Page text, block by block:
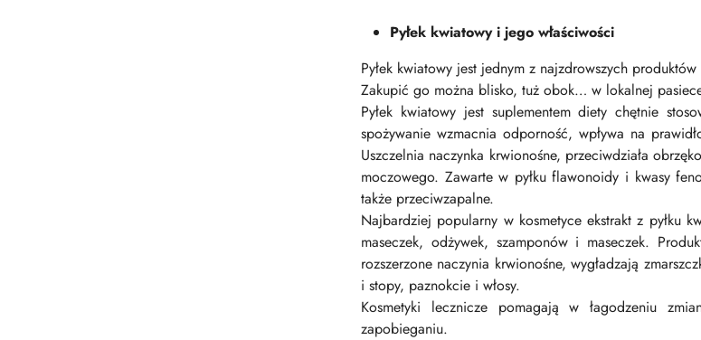
Pyłek kwiatowy i jego właściwości
Pyłek kwiatowy jest jednym z najzdrowszych
Zakupić go można blisko, tuż obok… w lokalnej
Pyłek kwiatowy jest suplementem diety chętnie
spożywanie wzmacnia odporność, wpływa na
Uszczelnia naczynka krwionośne, przeciwdziała
moczowego. Zawarte w pyłku flawonoidy i kwasy
także przeciwzapalne.
Najbardziej popularny w kosmetyce ekstrakt z pyłku
maseczek, odżywek, szamponów i maseczek.
rozszerzone naczynia krwionośne, wygładzają
i stopy, paznokcie i włosy.
Kosmetyki lecznicze pomagają w łagodzeniu
zapobieganiu.